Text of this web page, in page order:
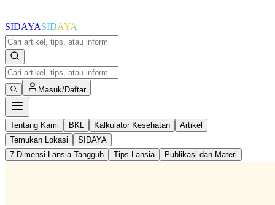
SIDAYASIDAYA
Masuk/Daftar
Tentang Kami BKL Kalkulator Kesehatan
Artikel
Temukan Lokasi
SIDAYA
7 Dimensi Lansia Tangguh
Tips Lansia Publikasi dan Materi